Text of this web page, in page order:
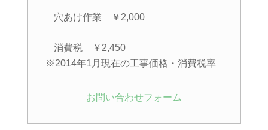
穴あけ作業 ￥2,000
消費税 ￥2,450
※2014年1月現在の工事価格・消費税率
お問い合わせフォーム